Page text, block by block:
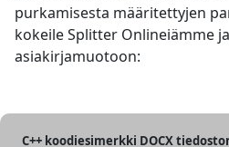
purkamisesta määritettyjen
kokeile Splitter Onlineiämme
asiakirjamuotoon:
C++ koodiesimerkki DOCX